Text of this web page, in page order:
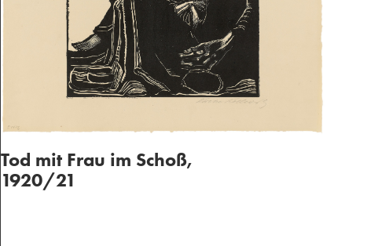
Tod mit Frau im Schoß,
1920/21